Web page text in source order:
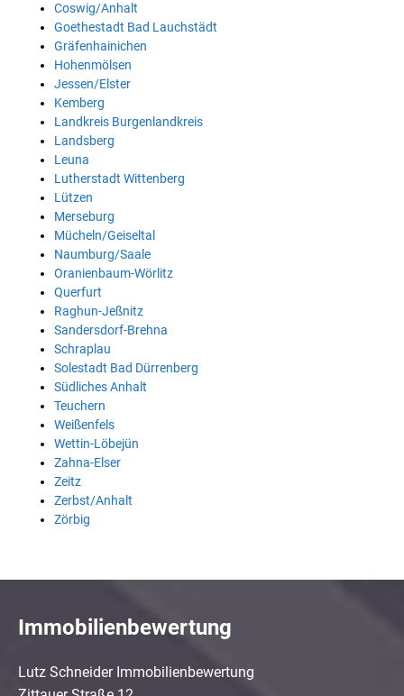
Coswig/Anhalt
Goethestadt Bad Lauchstädt
Gräfenhainichen
Hohenmölsen
Jessen/Elster
Kemberg
Landkreis Burgenlandkreis
Landsberg
Leuna
Lutherstadt Wittenberg
Lützen
Merseburg
Mücheln/Geiseltal
Naumburg/Saale
Oranienbaum-Wörlitz
Querfurt
Raghun-Jeßnitz
Sandersdorf-Brehna
Schraplau
Solestadt Bad Dürrenberg
Südliches Anhalt
Teuchern
Weißenfels
Wettin-Löbejün
Zahna-Elser
Zeitz
Zerbst/Anhalt
Zörbig
Immobilienbewertung
Lutz Schneider Immobilienbewertung